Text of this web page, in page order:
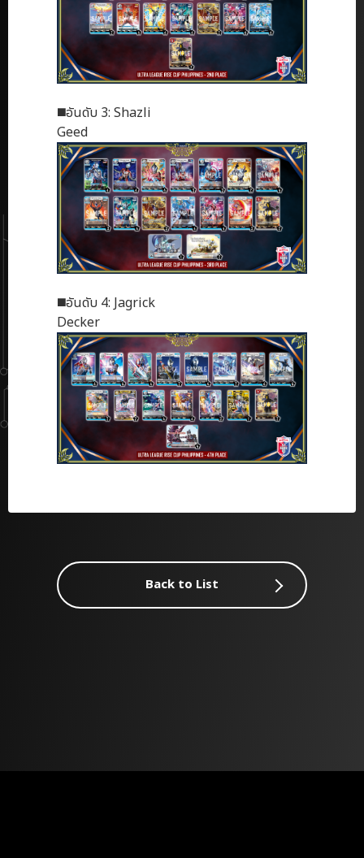
◼️อันดับ 3: Shazli
Geed
◼️อันดับ 4: Jagrick
Decker
Back to List